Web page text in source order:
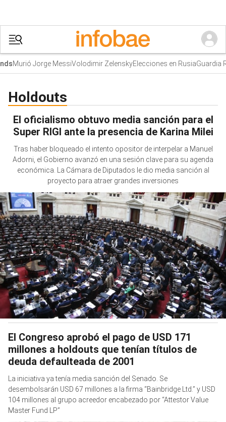
Murió Jorge MessiVolodimir ZelenskyElecciones en RusiaGuardia
Holdouts
El oficialismo obtuvo media sanción para el
Super RIGI ante la presencia de Karina Milei
Tras haber bloqueado el intento opositor de interpelar a Manuel
Adorni, el Gobierno avanzó en una sesión clave para su agenda
económica. La Cámara de Diputados le dio media sanción al
proyecto para atraer grandes inversiones
El Congreso aprobó el pago de USD 171
millones a holdouts que tenían títulos de
deuda defaulteada de 2001
La iniciativa ya tenía media sanción del Senado. Se
desembolsarán USD 67 millones a la firma “Bainbridge Ltd.” y USD
104 millones al grupo acreedor encabezado por “Attestor Value
Master Fund LP”